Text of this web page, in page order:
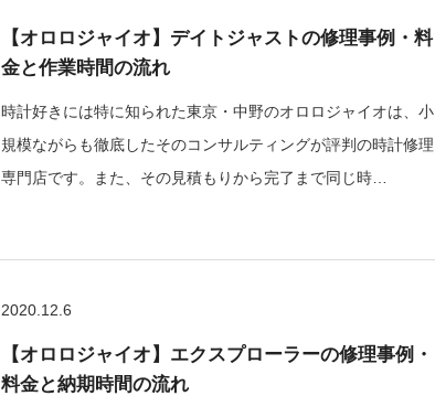
【オロロジャイオ】デイトジャストの修理事例・料
金と作業時間の流れ
時計好きには特に知られた東京・中野のオロロジャイオは、小
規模ながらも徹底したそのコンサルティングが評判の時計修理
専門店です。また、その見積もりから完了まで同じ時…
2020.12.6
【オロロジャイオ】エクスプローラーの修理事例・
料金と納期時間の流れ